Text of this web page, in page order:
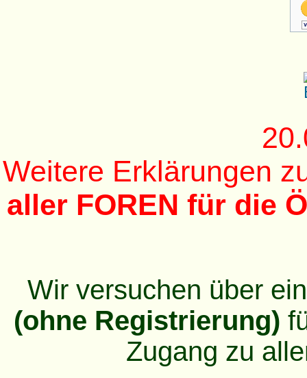
Weitere Erklärungen
aller FOREN für die
Wir versuchen über
(ohne Registrierung)
Zugang zu